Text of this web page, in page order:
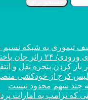
تیموری به شبکه نسیم
۱۵۴ نفر مصدوم شدند
کردن پنجره نقل و
چند سهم محدود نیست
که ترامپ به امارات